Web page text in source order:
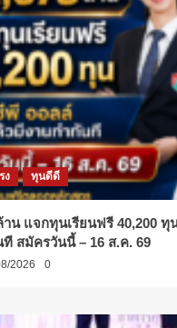
ดน
ง ทุนดีดี
าน แจกทุนเรียนฟรี 40,200
สมัครวันนี้ – 16 ส.ค. 69
2026 0